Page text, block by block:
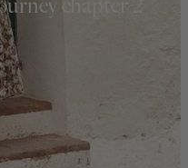
chapter 2